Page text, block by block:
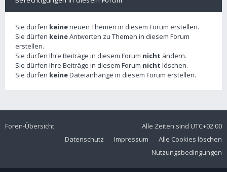
Sie dürfen keineneuen Themen in diesem Forum erstellen.
Sie dürfen keineAntworten zu Themen in diesem Forum
erstellen.
Sie dürfen Ihre Beiträge in diesem Forum nicht ändern.
Sie dürfen Ihre Beiträge in diesem Forum nicht löschen.
Sie dürfen keineDateianhänge in diesem Forum erstellen.
Foren-Übersicht Alle Zeiten sind UTC+02:00
Alle Cookies löschen
Impressum
Datenschutz
Nutzungsbedingungen